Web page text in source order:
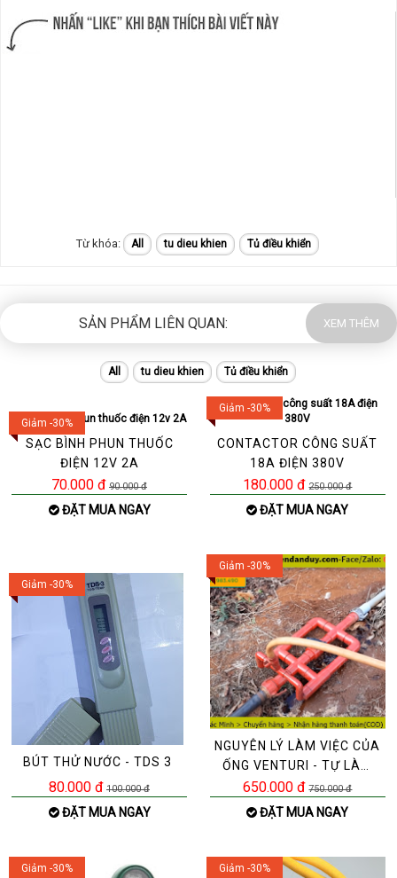
All tu dieu khien Tủ điều khiển
SẢN PHẨM LIÊN QUAN: XEM THÊM
All tu dieu khien Tủ điều khiển
Giảm -30%
SẠC BÌNH PHUN THUỐC
ĐIỆN 12V 2A
70.000 đ 90.000 đ
ĐẶT MUA NGAY
Giảm -30%
CONTACTOR CÔNG SUẤT
18A ĐIỆN 380V
180.000 đ 250.000 đ
ĐẶT MUA NGAY
Giảm -30%
BÚT THỬ NƯỚC - TDS 3
80.000 đ 100.000 đ
ĐẶT MUA NGAY
Giảm -30%
NGUYÊN LÝ LÀM VIỆC CỦA
ỐNG VENTURI - TỰ LÀM
ỐNG VENTURI
650.000 đ 750.000 đ
ĐẶT MUA NGAY
Giảm -30% Giảm -30%